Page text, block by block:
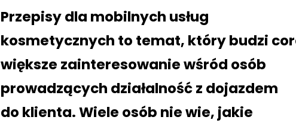
Przepisy dla mobilnych usług
kosmetycznych to temat, który budzi
większe zainteresowanie wśród osób
prowadzących działalność z dojazdem
do klienta. Wiele osób nie wie, jakie